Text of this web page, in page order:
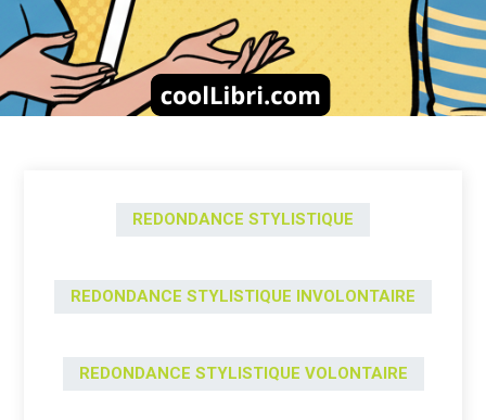
REDONDANCE STYLISTIQUE
REDONDANCE STYLISTIQUE INVOLONTAIRE
REDONDANCE STYLISTIQUE VOLONTAIRE